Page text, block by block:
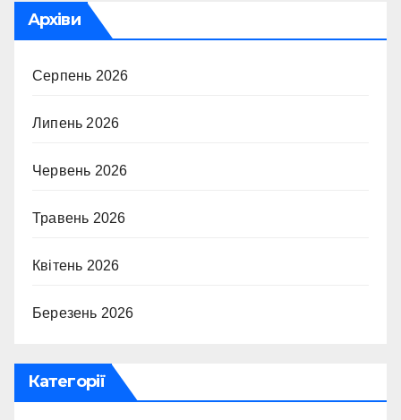
Архіви
Серпень 2026
Липень 2026
Червень 2026
Травень 2026
Квітень 2026
Березень 2026
Категорії